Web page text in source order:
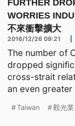
FURTHER
WORRIES
不來衝擊擴大
2016/12/26 09:21
The number of
dropped
cross-strait
an even
Taiwan 觀光業